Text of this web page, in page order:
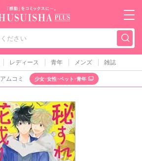
秋水社PLUS（テ
レディース 青年 メンズ 雑誌
アムコミ 少女･女性･ペット･青年